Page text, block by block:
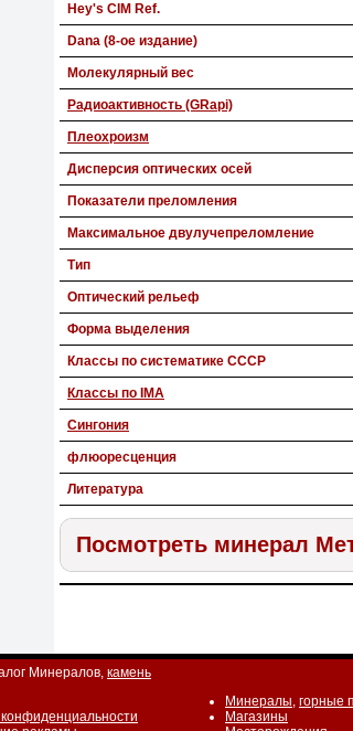
Hey's CIM Ref.
Dana (8-ое издание)
Молекулярный вес
Радиоактивность (GRapi)
Плеохроизм
Дисперсия оптических осей
Показатели преломления
Максимальное двулучепреломление
Тип
Оптический рельеф
Форма выделения
Классы по систематике СССР
Классы по IMA
Сингония
флюоресценция
Литература
Посмотреть минерал
Минералов, камень
Минералы, горные
Магазины